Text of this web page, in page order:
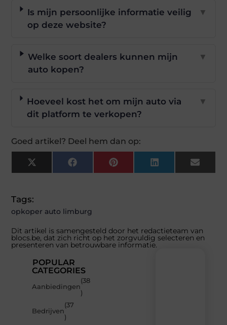
Is mijn persoonlijke informatie veilig
op deze website?
▼
Welke soort dealers kunnen mijn
auto kopen?
▼
Hoeveel kost het om mijn auto via
dit platform te verkopen?
▼
Goed artikel? Deel hem dan op:
X
(Twitter)
FacebookPinterestLinkedInEmail
Tags:
opkoper auto limburg
Dit artikel is samengesteld door het redactieteam van
blocs.be, dat zich richt op het zorgvuldig selecteren en
presenteren van betrouwbare informatie.
POPULAR
CATEGORIES
Aanbiedingen
(38
)
Bedrijven
(37
)